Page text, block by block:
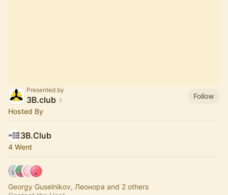
Presented by
3B.club
Follow
Hosted By
3B.Club
4 Went
Georgy Guselnikov, Леонора and 2 others